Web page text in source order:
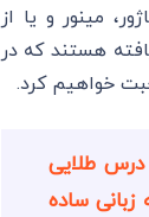
مینور و یا از
هستند که در
خواهیم کرد.
دانلود رایگان ۸ درس طلایی
ساده